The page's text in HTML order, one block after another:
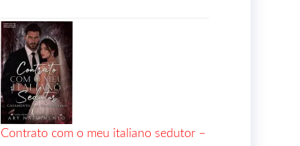
Contrato com o meu italiano sedutor –